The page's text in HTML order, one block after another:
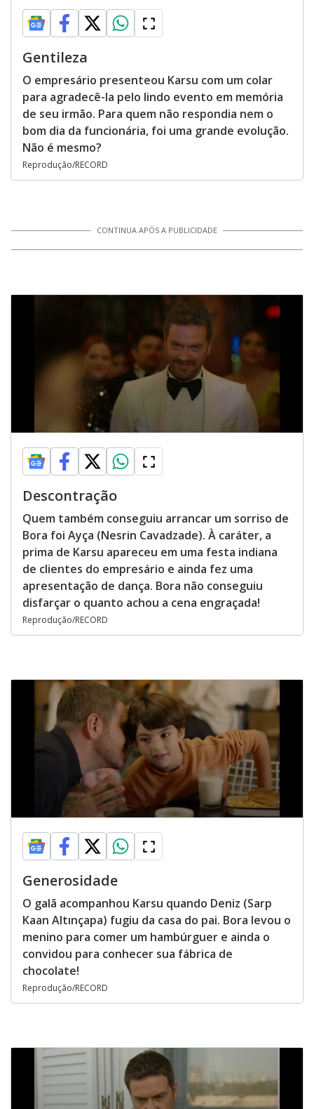
Gentileza
O empresário presenteou Karsu com um colar
para agradecê-la pelo lindo evento em memória
de seu irmão. Para quem não respondia nem o
bom dia da funcionária, foi uma grande evolução.
Não é mesmo?
Reprodução/RECORD
CONTINUA APÓS A PUBLICIDADE
Descontração
Quem também conseguiu arrancar um sorriso de
Bora foi Ayça (Nesrin Cavadzade). À caráter, a
prima de Karsu apareceu em uma festa indiana
de clientes do empresário e ainda fez uma
apresentação de dança. Bora não conseguiu
disfarçar o quanto achou a cena engraçada!
Reprodução/RECORD
Generosidade
O galã acompanhou Karsu quando Deniz (Sarp
Kaan Altınçapa) fugiu da casa do pai. Bora levou o
menino para comer um hambúrguer e ainda o
convidou para conhecer sua fábrica de
chocolate!
Reprodução/RECORD